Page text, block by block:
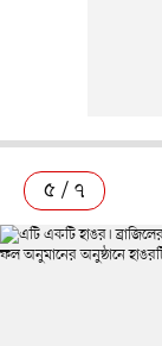
৫ / ৭